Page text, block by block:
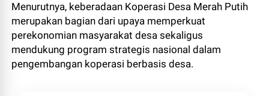
Menurutnya, keberadaan Koperasi Desa Merah Putih
merupakan bagian dari upaya memperkuat
perekonomian masyarakat desa sekaligus
mendukung program strategis nasional dalam
pengembangan koperasi berbasis desa.